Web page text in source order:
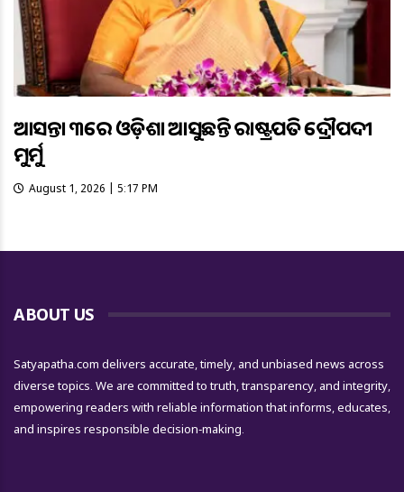
ଆସନ୍ତା ୩ରେ ଓଡ଼ିଶା ଆସୁଛନ୍ତି ରାଷ୍ଟ୍ରପତି ଦ୍ରୌପଦୀ
ମୁର୍ମୁ
August 1, 2026 | 5:17 PM
ABOUT US
Satyapatha.com delivers accurate, timely, and unbiased news across
diverse topics. We are committed to truth, transparency, and integrity,
empowering readers with reliable information that informs, educates,
and inspires responsible decision-making.